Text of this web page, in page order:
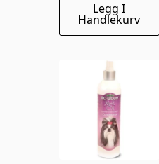
Legg I
Handlekurv